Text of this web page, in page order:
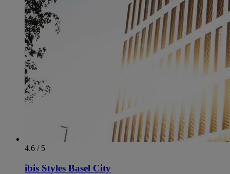
4.6 / 5
ibis Styles Basel City